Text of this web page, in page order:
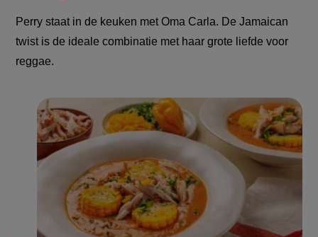
Perry staat in de keuken met Oma Carla. De Jamaican
twist is de ideale combinatie met haar grote liefde voor
reggae.